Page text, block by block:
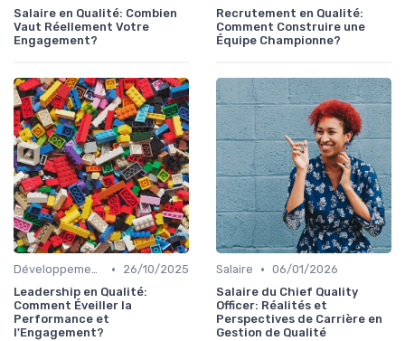
Salaire en Qualité: Combien
Vaut Réellement Votre
Engagement?
Recrutement en Qualité:
Comment Construire une
Équipe Championne?
Développement personnel •
26/10/2025
Leadership en Qualité:
Comment Éveiller la
Performance et
l'Engagement?
Salaire • 06/01/2026
Salaire du Chief Quality
Officer: Réalités et
Perspectives de Carrière en
Gestion de Qualité